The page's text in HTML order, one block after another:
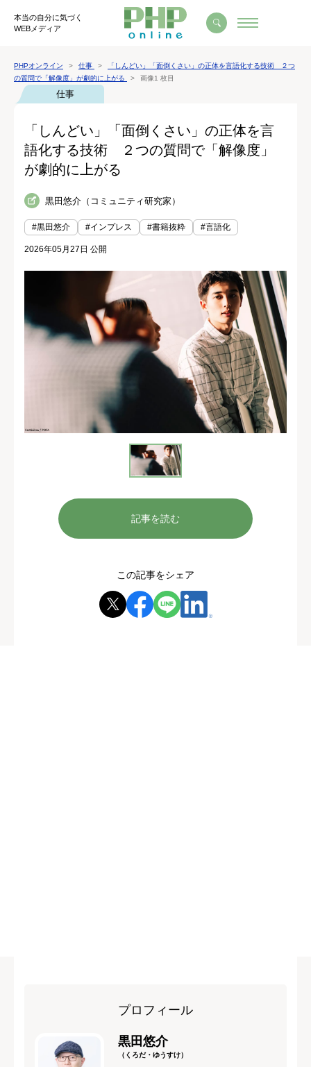
本当の自分に気づく
WEBメディア
PHPオンライン 仕事
「しんどい」「面倒くさい」の正体を言語化する技術 ２つ
の質問で「解像度」が劇的に上がる
画像1 枚目
仕事
「しんどい」「面倒くさい」の正体を言
語化する技術 ２つの質問で「解像度」
が劇的に上がる
黒田悠介（コミュニティ研究家）
#黒田悠介 #インプレス #書籍抜粋 #言語化
2026年05月27日 公開
記事を読む
この記事をシェア
プロフィール
黒田悠介
（くろだ・ゆうすけ）